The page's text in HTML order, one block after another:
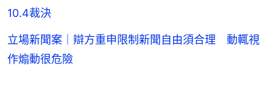
10.4裁決
立場新聞案｜辯方重申限制新聞自由須合理 動輒視
作煽動很危險